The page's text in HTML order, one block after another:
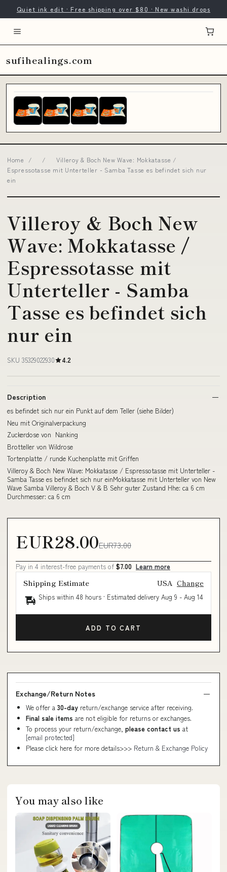
Quiet ink edit · Free shipping over $80 · New washi drops
sufihealings.com
Home / /
Villeroy & Boch New Wave: Mokkatasse /
Espressotasse mit Unterteller - Samba Tasse es befindet sich nur
ein
Villeroy & Boch New
Wave: Mokkatasse /
Espressotasse mit
Unterteller - Samba
Tasse es befindet sich
nur ein
SKU 35329022930 4.2
Description
es befindet sich nur ein Punkt auf dem Teller (siehe Bilder)
Neu mit Originalverpackung
Zuckerdose von Nanking
Brotteller von Wildrose
Tortenplatte / runde Kuchenplatte mit Griffen
Villeroy & Boch New Wave: Mokkatasse / Espressotasse mit Unterteller -
Samba Tasse es befindet sich nur einMokkatasse mit Unterteller von New
Wave Samba Villeroy & Boch V & B Sehr guter Zustand Hhe: ca 6 cm
Durchmesser: ca 6 cm
EUR28.00EUR73.00
Pay in 4 interest-free payments of $7.00 Learn more
Shipping Estimate USA Change
Ships within 48 hours · Estimated delivery Aug 9 - Aug 14
ADD TO CART
Exchange/Return Notes
We offer a 30-day return/exchange service after receiving.
Final sale items are not eligible for returns or exchanges.
To process your return/exchange, please contact us at
[email protected]
Please click here for more details>>> Return & Exchange Policy
You may also like